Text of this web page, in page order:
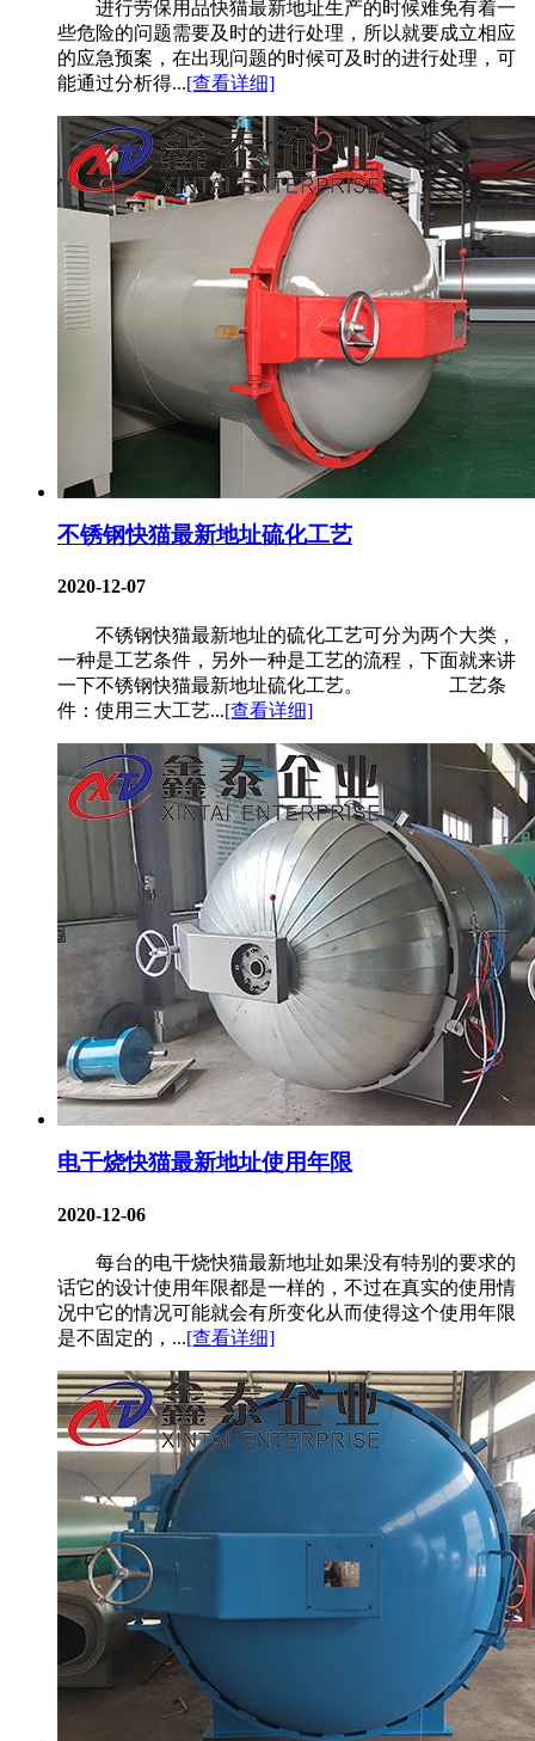
进行劳保用品快猫最新地址生产的时候难免有着一
些危险的问题需要及时的进行处理，所以就要成立相应
的应急预案，在出现问题的时候可及时的进行处理，可
能通过分析得...[查看详细]
不锈钢快猫最新地址硫化工艺
2020-12-07
不锈钢快猫最新地址的硫化工艺可分为两个大类，
一种是工艺条件，另外一种是工艺的流程，下面就来讲
一下不锈钢快猫最新地址硫化工艺。 工艺条
件：使用三大工艺...[查看详细]
电干烧快猫最新地址使用年限
2020-12-06
每台的电干烧快猫最新地址如果没有特别的要求的
话它的设计使用年限都是一样的，不过在真实的使用情
况中它的情况可能就会有所变化从而使得这个使用年限
是不固定的，...[查看详细]